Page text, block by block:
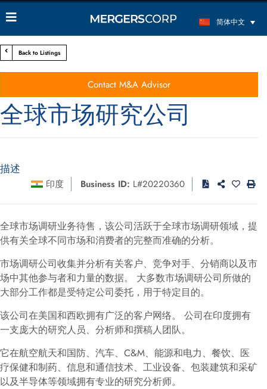
简体中文
Back to Listings
Contact M&A Advisor
全球市场研究公司
描述
印度 Business ID: L#20220360
全球市场调研业务待售，该公司活跃于全球市场调研领域，提
供有关全球不同市场和消费者的完整而准确的分析。
市场调研公司收集并分析有关客户、竞争对手、分销商以及市
场中其他参与者和力量的数据。 大多数市场调研公司所做的
大部分工作都是受特定公司委托，用于特定目的。
该公司在美国和西欧拥有广泛的客户网络。 公司在印度拥有
一支庞大的研究人员、分析师和撰稿人团队。
它在航空航天和国防、汽车、C&M、能源和电力、餐饮、医
疗保健和制药、信息和通信技术、工业设备、包装建筑和采矿
以及半导体等领域拥有专业的研究分析师。